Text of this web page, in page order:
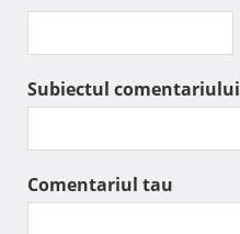
Subiectul comentariului
Comentariul tau